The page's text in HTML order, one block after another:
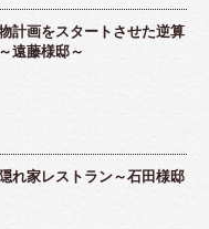
計画をスタートさせた逆算
遠藤様邸～
れ家レストラン～石田様邸